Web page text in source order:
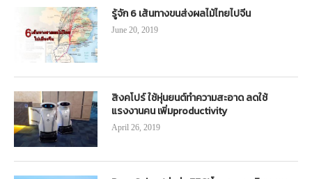
รู้จัก 6 เส้นทางขนส่งผลไม้ไทยไปจีน
June 20, 2019
สิงคโปร์ ใช้หุ่นยนต์ทำความสะอาด ลดใช้
แรงงานคน เพิ่มproductivity
April 26, 2019